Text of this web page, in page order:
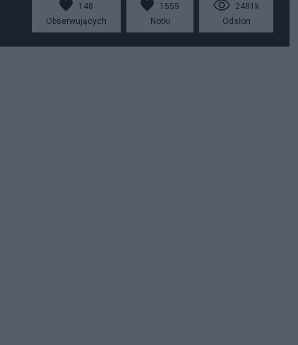
148
Obserwujących
1555
Notki
2481k
Odsłon